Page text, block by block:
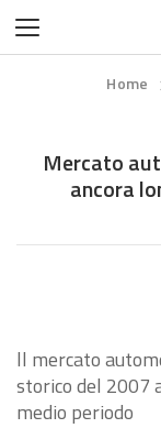
Home
Mercato
ancora
ll mercato
storico del 2007
medio periodo